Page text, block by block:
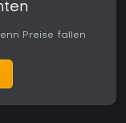
Preise fallen